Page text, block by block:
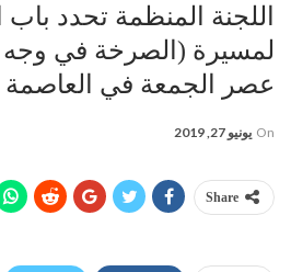
اللجنة المنظمة تحدد باب
لمسيرة (الصرخة في وجه
عصر الجمعة في العاصمة
On يونيو 27, 2019
Share